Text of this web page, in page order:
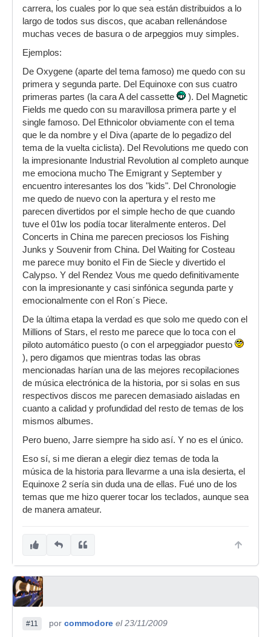
carrera, los cuales por lo que sea están distribuidos a lo
largo de todos sus discos, que acaban rellenándose
muchas veces de basura o de arpeggios muy simples.
Ejemplos:
De Oxygene (aparte del tema famoso) me quedo con su
primera y segunda parte. Del Equinoxe con sus cuatro
primeras partes (la cara A del cassette
). Del Magnetic
Fields me quedo con su maravillosa primera parte y el
single famoso. Del Ethnicolor obviamente con el tema
que le da nombre y el Diva (aparte de lo pegadizo del
tema de la vuelta ciclista). Del Revolutions me quedo con
la impresionante Industrial Revolution al completo aunque
me emociona mucho The Emigrant y September y
encuentro interesantes los dos "kids". Del Chronologie
me quedo de nuevo con la apertura y el resto me
parecen divertidos por el simple hecho de que cuando
tuve el 01w los podía tocar literalmente enteros. Del
Concerts in China me parecen preciosos los Fishing
Junks y Souvenir from China. Del Waiting for Costeau
me parece muy bonito el Fin de Siecle y divertido el
Calypso. Y del Rendez Vous me quedo definitivamente
con la impresionante y casi sinfónica segunda parte y
emocionalmente con el Ron´s Piece.
De la última etapa la verdad es que solo me quedo con el
Millions of Stars, el resto me parece que lo toca con el
piloto automático puesto (o con el arpeggiador puesto
), pero digamos que mientras todas las obras
mencionadas harían una de las mejores recopilaciones
de música electrónica de la historia, por si solas en sus
respectivos discos me parecen demasiado aisladas en
cuanto a calidad y profundidad del resto de temas de los
mismos albumes.
Pero bueno, Jarre siempre ha sido así. Y no es el único.
Eso sí, si me dieran a elegir diez temas de toda la
música de la historia para llevarme a una isla desierta, el
Equinoxe 2 sería sin duda una de ellas. Fué uno de los
temas que me hizo querer tocar los teclados, aunque sea
de manera amateur.
#11 por commodore el 23/11/2009